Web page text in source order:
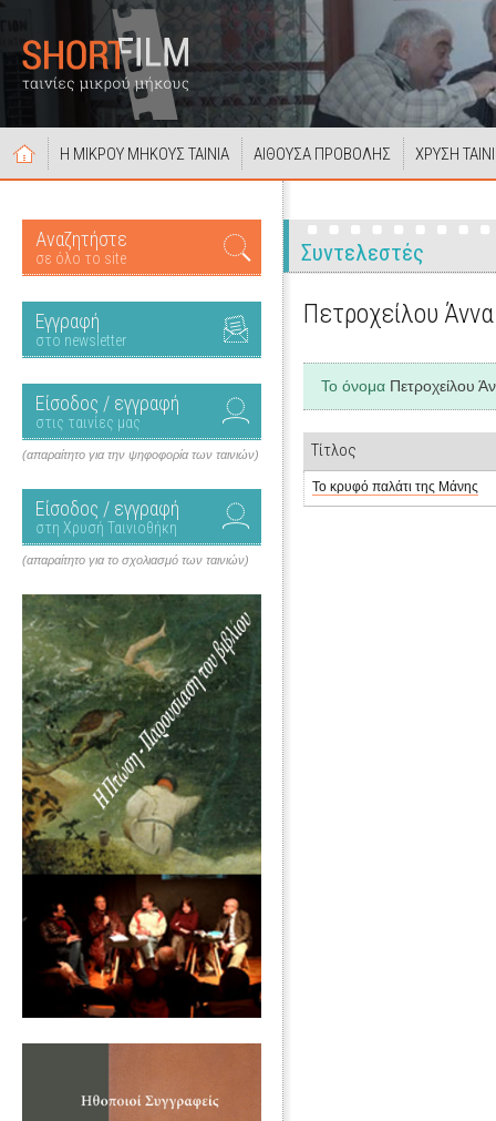
Η ΜΙΚΡΟΥ ΜΗΚΟΥΣ ΤΑΙΝΙΑ ΑΙΘΟΥΣΑ ΠΡΟΒΟΛΗΣ ΧΡΥΣΗ
Αναζητήστε
σε όλο το site
Εγγραφή
στο newsletter
Είσοδος / εγγραφή
στις ταινίες μας
(απαραίτητο για την ψηφοφορία των ταινιών)
Είσοδος / εγγραφή
στη Χρυσή Ταινιοθήκη
(απαραίτητο για το σχολιασμό των ταινιών)
Συντελεστές
Πετροχείλου Άννα
Το όνομα Πετροχείλου
Τίτλος
Το κρυφό παλάτι της Μάνης